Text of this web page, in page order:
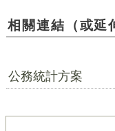
相關連結（或延
公務統計方案